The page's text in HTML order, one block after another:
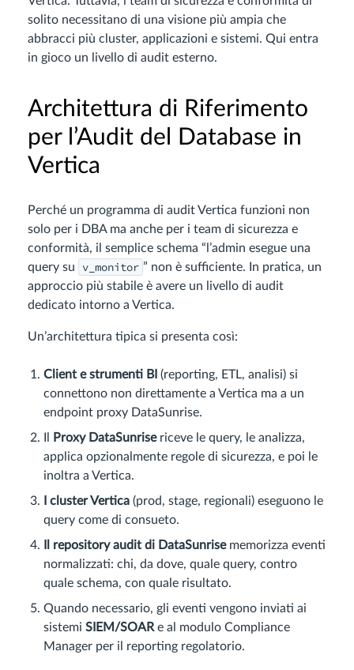
solito necessitano di una visione più ampia che
abbracci più cluster, applicazioni e sistemi. Qui entra
in gioco un livello di audit esterno.
Architettura di Riferimento
per l’Audit del Database in
Vertica
Perché un programma di audit Vertica funzioni non
solo per i DBA ma anche per i team di sicurezza e
conformità, il semplice schema “l’admin esegue una
query su
v_monitor ” non è sufficiente. In pratica, un
approccio più stabile è avere un livello di audit
dedicato intorno a Vertica.
Un’architettura tipica si presenta così:
Client e strumenti BI (reporting, ETL, analisi) si
connettono non direttamente a Vertica ma a un
endpoint proxy DataSunrise.
Il Proxy DataSunrisericeve le query, le analizza,
applica opzionalmente regole di sicurezza, e poi le
inoltra a Vertica.
I cluster Vertica (prod, stage, regionali) eseguono le
query come di consueto.
Il repository audit di DataSunrisememorizza eventi
normalizzati: chi, da dove, quale query, contro
quale schema, con quale risultato.
Quando necessario, gli eventi vengono inviati ai
sistemi SIEM/SOAR e al modulo Compliance
Manager per il reporting regolatorio.